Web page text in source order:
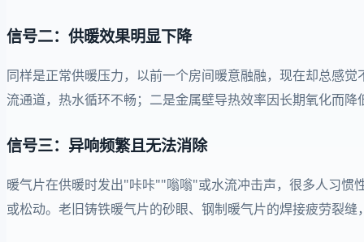
信号二：供暖效果明显下降
同样是正常供暖压力，以前一个房间暖意融融，现在却总感
流通道，热水循环不畅；二是金属壁导热效率因长期氧化而
信号三：异响频繁且无法消除
暖气片在供暖时发出"咔咔""嗡嗡"或水流冲击声，很多人习惯
或松动。老旧铸铁暖气片的砂眼、钢制暖气片的焊接疲劳裂